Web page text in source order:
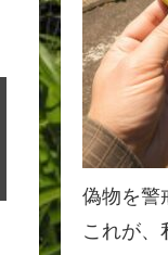
偽物を警
これが、